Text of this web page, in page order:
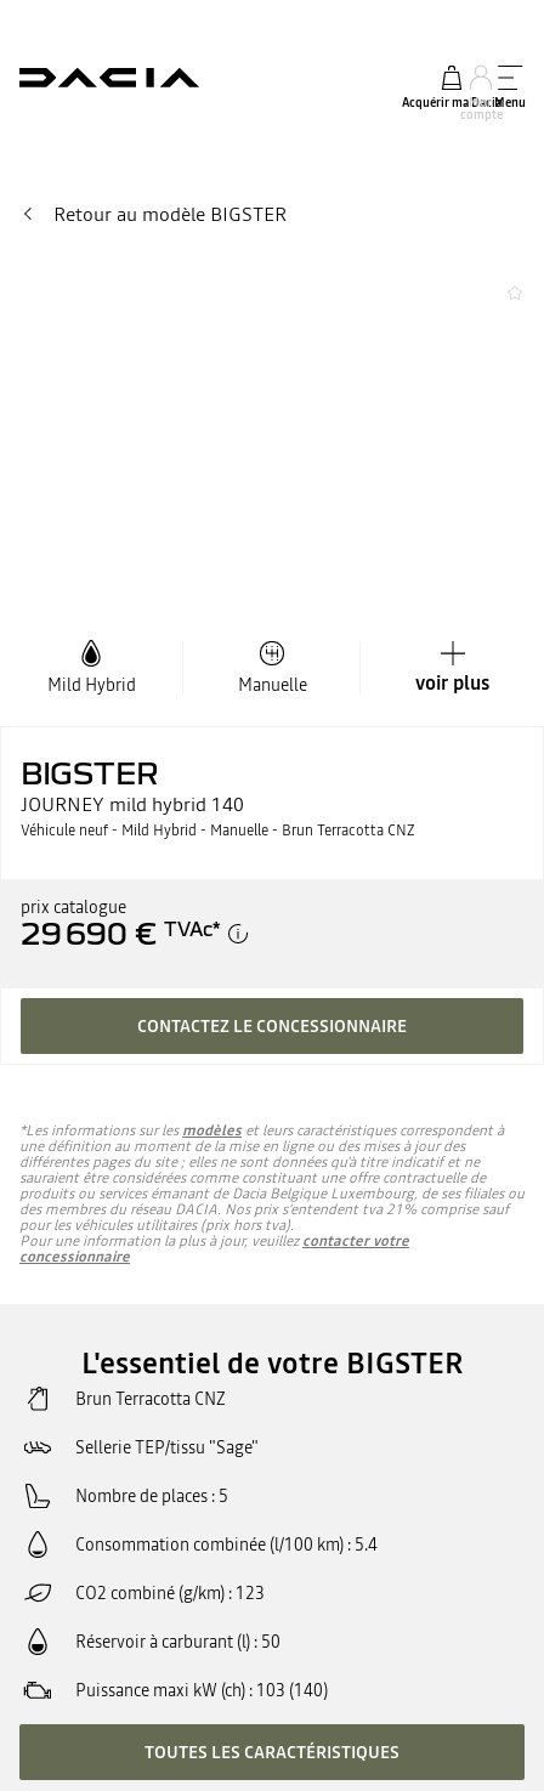
Acquérir ma Dacia
Mon
compte
Menu
Retour au modèle BIGSTER
Mild Hybrid Manuelle voir plus
BIGSTER
JOURNEY mild hybrid 140
Véhicule neuf - Mild Hybrid - Manuelle - Brun Terracotta CNZ
prix catalogue
29 690 € TVAc*
CONTACTEZ LE CONCESSIONNAIRE
*Les informations sur lesmodèles et leurs caractéristiques correspondent à
une définition au moment de la mise en ligne ou des mises à jour des
différentes pages du site ; elles ne sont données qu'à titre indicatif et ne
sauraient être considérées comme constituant une offre contractuelle de
produits ou services émanant de Dacia Belgique Luxembourg, de ses filiales ou
des membres du réseau DACIA. Nos prix s’entendent tva 21% comprise sauf
pour les véhicules utilitaires (prix hors tva).
Pour une information la plus à jour, veuillezcontacter votre
concessionnaire
L'essentiel de votre BIGSTER
Brun Terracotta CNZ
Sellerie TEP/tissu "Sage"
Nombre de places 5
Consommation combinée (l/100 km) 5.4
CO2 combiné (g/km) 123
Réservoir à carburant (l) 50
Puissance maxi kW (ch) 103 (140)
TOUTES LES CARACTÉRISTIQUES